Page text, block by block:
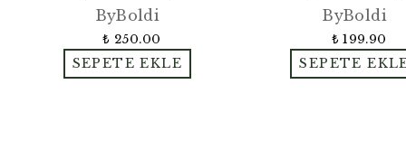
ByBoldi
₺ 250.00
SEPETE EKLE
ByBoldi
₺ 199.90
SEPETE